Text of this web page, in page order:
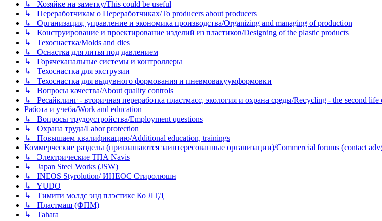
↳ Хозяйке на заметку/This could be useful
↳ Переработчикам о Переработчиках/To producers about producers
↳ Организация, управление и экономика производства/Organizing and managing of production
↳ Конструирование и проектирование изделий из пластиков/Designing of the plastic products
↳ Техоснастка/Molds and dies
↳ Оснастка для литья под давлением
↳ Горячеканальные системы и контроллеры
↳ Техоснастка для экструзии
↳ Техоснастка для выдувного формования и пневмовакуумформовки
↳ Вопросы качества/About quality controls
↳ Ресайклинг - вторичная переработка пластмасс, экология и охрана среды/Recycling - the second
Работа и учеба/Work and education
↳ Вопросы трудоустройства/Employment questions
↳ Охрана труда/Labor protection
↳ Повышаем квалификацию/Additional education, trainings
Коммерческие разделы (приглашаются заинтересованные организации)/Commercial forums (contact
↳ Электрические ТПА Navis
↳ Japan Steel Works (JSW)
↳ INEOS Styrolution/ ИНЕОС Стиролюшн
↳ YUDO
↳ Тимити молдс энд плэстикс Ко ЛТД
↳ Пластмаш (ФПМ)
↳ Tahara